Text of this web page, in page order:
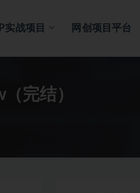
实战项目 网创项目平台
完结）